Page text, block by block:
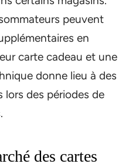
peuvent
en
carte cadeau et une
donne lieu à des
lors des périodes de
des cartes